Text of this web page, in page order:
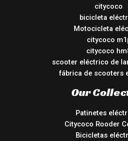
citycoco
bicicleta
Motocicleta
citycoco
citycoco
scooter eléctrico de
fábrica de scooters
Our
Patinetes
Citycoco Rooder
Bicicletas